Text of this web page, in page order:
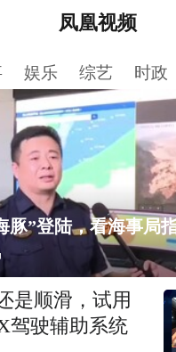
凤凰视频
财经 卫视 军事
汽车 视频 评测
图片 直播 评论
VIP 文化 国学
风财讯 有声
娱乐 综艺 时政
登陆，看海事局指挥
是顺滑，试用
驾驶辅助系统